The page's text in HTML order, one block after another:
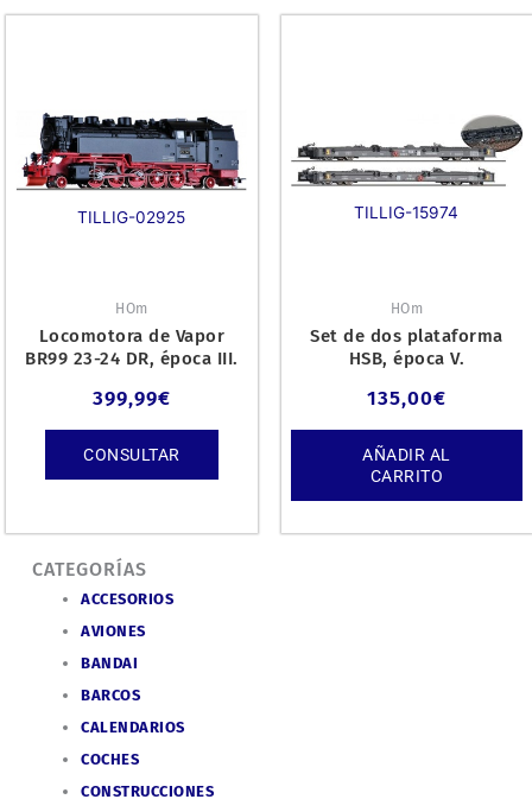
CATEGORÍAS
ACCESORIOS
AVIONES
BANDAI
BARCOS
CALENDARIOS
COCHES
CONSTRUCCIONES
TILLIG-02925
HOm
Locomotora de Vapor
BR99 23-24 DR, época III.
399,99€
CONSULTAR
TILLIG-15974
HOm
Set de dos plataforma
HSB, época V.
135,00€
AÑADIR AL
CARRITO